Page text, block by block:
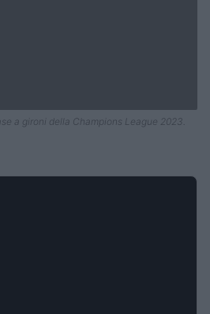
a gironi della Champions League 2023.